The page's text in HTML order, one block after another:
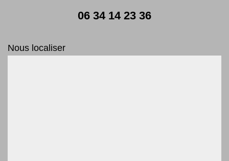
06 34 14 23 36
Nous localiser